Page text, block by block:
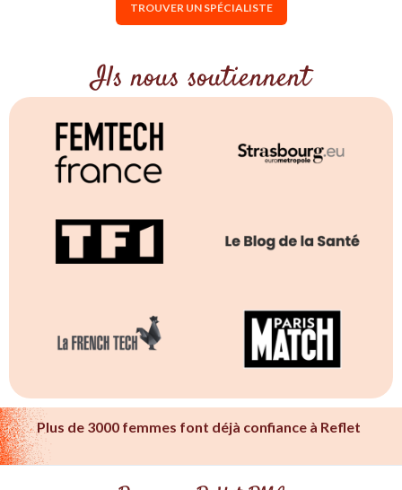
TROUVER UN SPÉCIALISTE
Ils nous soutiennent
Plus de 3000 femmes font déjà confiance à Reflet